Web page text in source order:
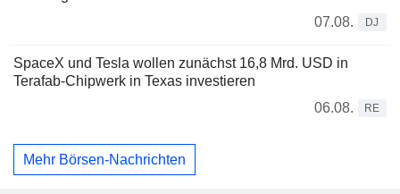
07.08.
DJ
SpaceX und Tesla wollen zunächst 16,8 Mrd. USD in
Terafab-Chipwerk in Texas investieren
06.08.
RE
Mehr Börsen-Nachrichten